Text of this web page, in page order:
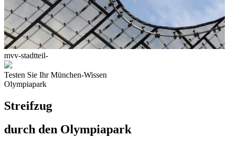
mvv-stadtteil-
Testen Sie Ihr München-Wissen
Olympiapark
Streifzug
durch den Olympiapark